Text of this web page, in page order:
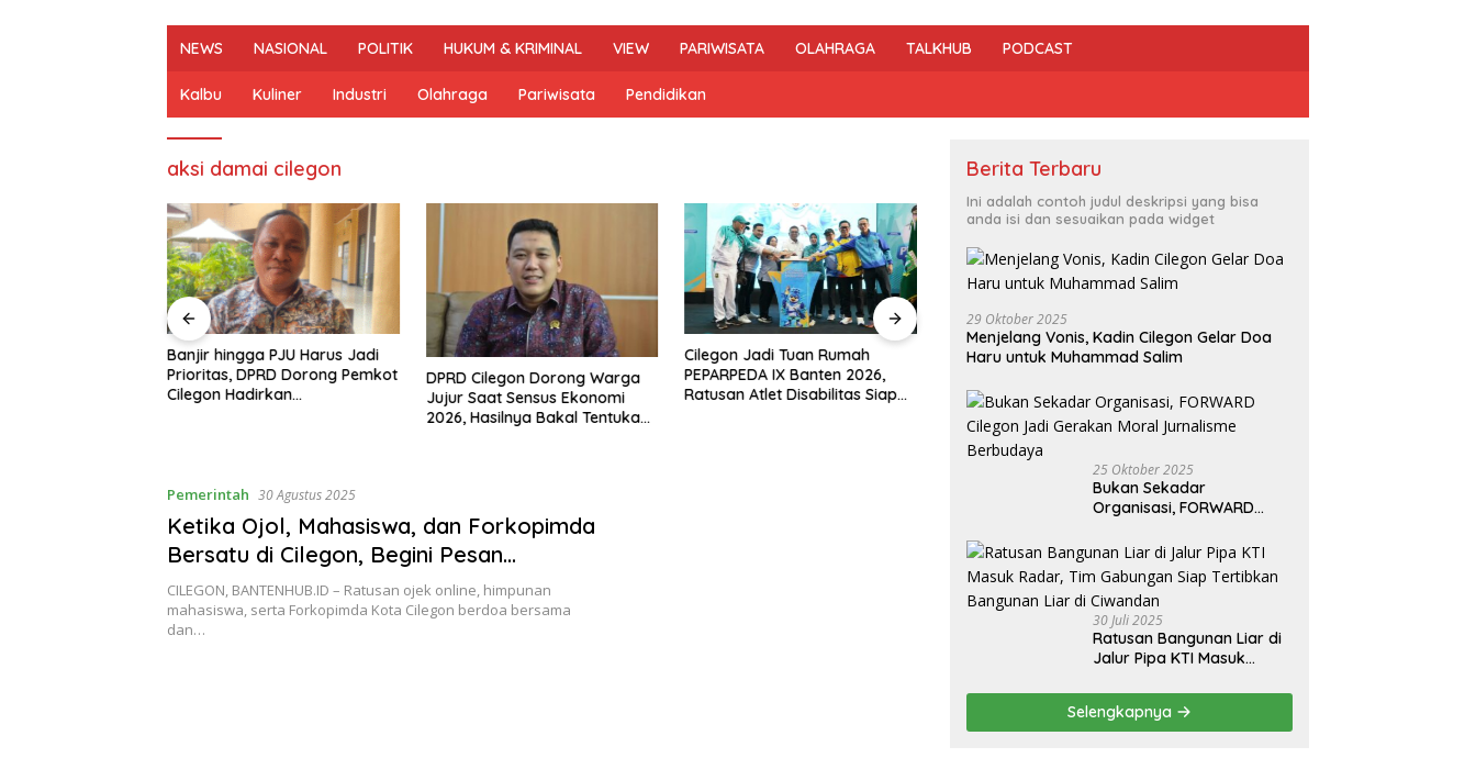
NEWS NASIONAL POLITIK HUKUM & KRIMINAL VIEW PARIWISATA OLAHRAGA TALKHUB PODCAST
Kalbu Kuliner Industri Olahraga Pariwisata Pendidikan
aksi damai cilegon
Banjir hingga PJU Harus Jadi
Prioritas, DPRD Dorong Pemkot
Cilegon Hadirkan
DPRD Cilegon Dorong Warga
Jujur Saat Sensus Ekonomi
2026, Hasilnya Bakal Tentukan
Cilegon Jadi Tuan Rumah
PEPARPEDA IX Banten 2026,
Ratusan Atlet Disabilitas Siap
DPRD dan HMI Bersinergi Kawal
Penegakan Perda, Tempat
Hiburan Bermasalah Jadi
Muscab I 2026
Pemerintah 30 Agustus 2025
Ketika Ojol, Mahasiswa, dan Forkopimda
Bersatu di Cilegon, Begini Pesan
Robinsar
CILEGON, BANTENHUB.ID – Ratusan ojek online, himpunan
mahasiswa, serta Forkopimda Kota Cilegon berdoa bersama
dan…
Berita Terbaru
Ini adalah contoh judul deskripsi yang bisa
anda isi dan sesuaikan pada widget
29 Oktober 2025
Menjelang Vonis, Kadin Cilegon Gelar Doa
Haru untuk Muhammad Salim
25 Oktober 2025
Bukan Sekadar
Organisasi, FORWARD
Moral Jurnalisme
Berbudaya
30 Juli 2025
Ratusan Bangunan Liar di
Jalur Pipa KTI Masuk
Tertibkan Bangunan Liar di
Ciwandan
Selengkapnya